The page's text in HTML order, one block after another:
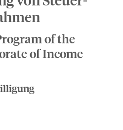
of the
of Income